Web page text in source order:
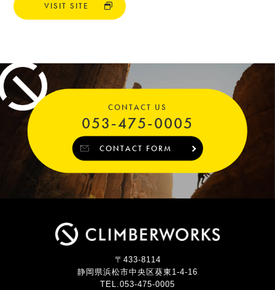
VISIT SITE
CONTACT US
053-475-0005
CONTACT FORM
〒433-8114
静岡県浜松市中央区葵東1-4-16
TEL.053-475-0005